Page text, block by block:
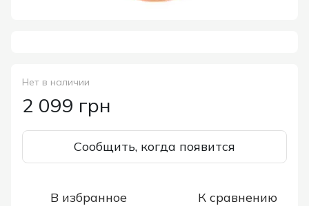
Нет в наличии
2 099 грн
Сообщить, когда появится
В избранное К сравнению